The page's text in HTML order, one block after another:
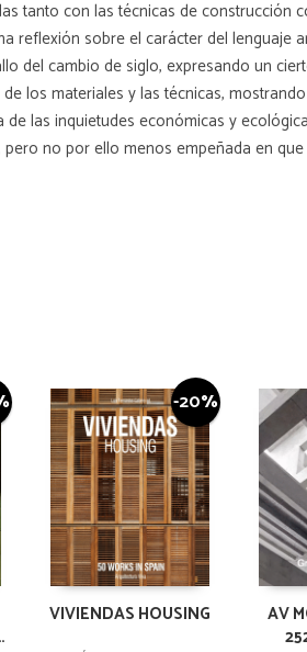
tanto con las técnicas de
reflexión sobre el carácter del lenguaje
del cambio de siglo, expresando un
los materiales y las técnicas,
las inquietudes económicas y
no por ello menos empeñada en
-20%
VIVIENDAS HOUSING
AV